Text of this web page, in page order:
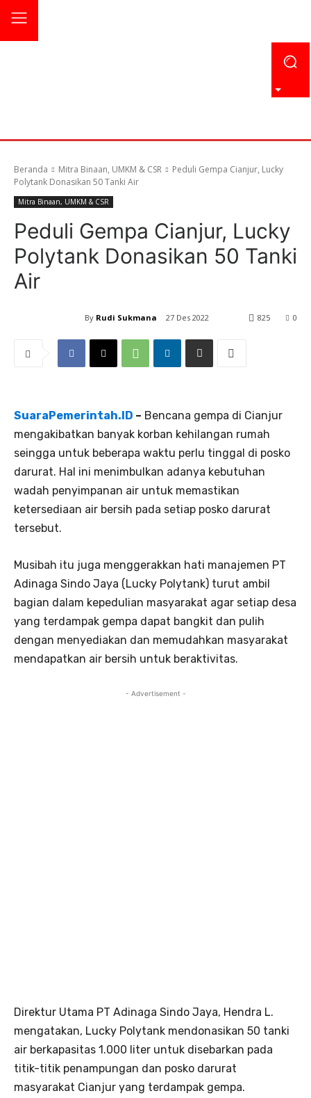
Beranda Mitra Binaan, UMKM & CSR
Peduli Gempa Cianjur, Lucky
Polytank Donasikan 50 Tanki Air
Mitra Binaan, UMKM & CSR
Peduli Gempa Cianjur, Lucky
Polytank Donasikan 50 Tanki
Air
By Rudi Sukmana 27 Des 2022 0
825
SuaraPemerintah.ID – Bencana gempa di Cianjur
mengakibatkan banyak korban kehilangan rumah
seingga untuk beberapa waktu perlu tinggal di posko
darurat. Hal ini menimbulkan adanya kebutuhan
wadah penyimpanan air untuk memastikan
ketersediaan air bersih pada setiap posko darurat
tersebut.
Musibah itu juga menggerakkan hati manajemen PT
Adinaga Sindo Jaya (Lucky Polytank) turut ambil
bagian dalam kepedulian masyarakat agar setiap desa
yang terdampak gempa dapat bangkit dan pulih
dengan menyediakan dan memudahkan masyarakat
mendapatkan air bersih untuk beraktivitas.
- Advertisement -
Direktur Utama PT Adinaga Sindo Jaya, Hendra L.
mengatakan, Lucky Polytank mendonasikan 50 tanki
air berkapasitas 1.000 liter untuk disebarkan pada
titik-titik penampungan dan posko darurat
masyarakat Cianjur yang terdampak gempa.